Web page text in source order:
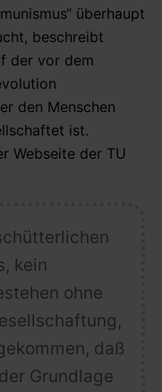
überhaupt
beschreibt
der vor dem
den Menschen
ist.
Webseite der TU
kein
ohne
daß
Grundlage